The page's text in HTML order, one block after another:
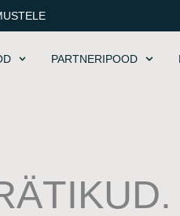
PARTNERIPOOD